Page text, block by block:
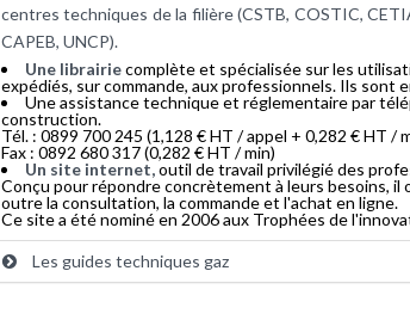
centres techniques de la filière (CSTB, COSTIC,
CAPEB, UNCP).
Une librairiecomplète et spécialisée sur les
expédiés, sur commande, aux professionnels. Ils sont
Une assistance technique et réglementaire par
construction.
Tél. : 0899 700 245 (1,128 € HT / appel + 0,282 € HT /
Fax : 0892 680 317 (0,282 € HT / min)
Un site internet,outil de travail privilégié des
Conçu pour répondre concrètement à leurs besoins,
outre la consultation, la commande et l'achat en ligne.
Ce site a été nominé en 2006 aux Trophées de
Les guides techniques gaz